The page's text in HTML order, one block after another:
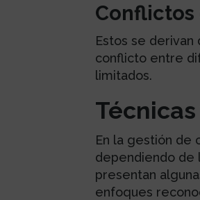
Estos se
conflicto entre
limitados.
En la gestión de
dependiendo de
presentan
enfoques